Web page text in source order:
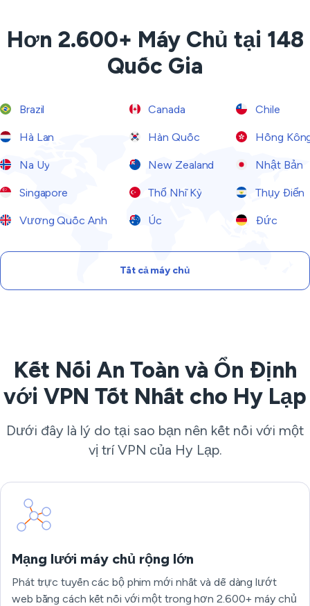
Hơn 2.600+ Máy Chủ tại 148
Quốc Gia
Brazil Canada Chile
Hà Lan Hàn Quốc Hồng
Na Uy New Zealand Nhật Bản
Singapore Thổ Nhĩ Kỳ Thụy Điển
Vương Quốc Anh Úc Đức
Tất cả máy chủ
Kết Nối An Toàn và Ổn Định
với VPN Tốt Nhất cho Hy Lạp
Dưới đây là lý do tại sao bạn nên kết nối với một
vị trí VPN của Hy Lạp.
Mạng lưới máy chủ rộng lớn
Phát trực tuyến các bộ phim mới nhất và dễ dàng lướt
web bằng cách kết nối với một trong hơn 2.600+ máy chủ